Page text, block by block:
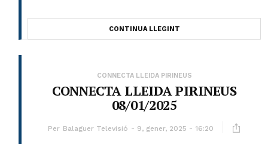
CONTINUA LLEGINT
CONNECTA LLEIDA PIRINEUS
CONNECTA LLEIDA PIRINEUS
08/01/2025
Per Balaguer Televisió 9, gener, 2025 - 16:20